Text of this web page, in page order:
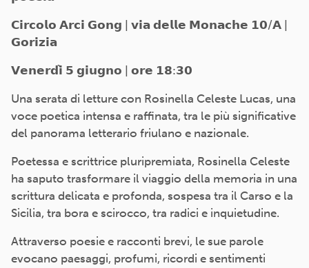
𝗖𝗶𝗿𝗰𝗼𝗹𝗼 𝗔𝗿𝗰𝗶 𝗚𝗼𝗻𝗴 | 𝘃𝗶𝗮 𝗱𝗲𝗹𝗹𝗲 𝗠𝗼𝗻𝗮𝗰𝗵𝗲 𝟭𝟬/𝗔 |
𝗚𝗼𝗿𝗶𝘇𝗶𝗮
𝗩𝗲𝗻𝗲𝗿𝗱𝗶̀ 𝟱 𝗴𝗶𝘂𝗴𝗻𝗼 | 𝗼𝗿𝗲 𝟭𝟴:𝟯𝟬
Una serata di letture con Rosinella Celeste Lucas, una
voce poetica intensa e raffinata, tra le più significative
del panorama letterario friulano e nazionale.
Poetessa e scrittrice pluripremiata, Rosinella Celeste
ha saputo trasformare il viaggio della memoria in una
scrittura delicata e profonda, sospesa tra il Carso e la
Sicilia, tra bora e scirocco, tra radici e inquietudine.
Attraverso poesie e racconti brevi, le sue parole
evocano paesaggi, profumi, ricordi e sentimenti